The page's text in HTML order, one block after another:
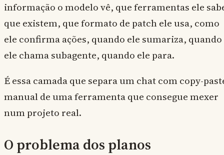
informação o modelo vê, que ferramentas ele
que existem, que formato de patch ele usa, como
ele confirma ações, quando ele sumariza, quando
ele chama subagente, quando ele para.
É essa camada que separa um chat com copy-
manual de uma ferramenta que consegue mexer
num projeto real.
O problema dos planos